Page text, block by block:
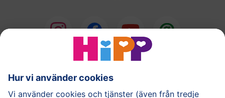
Frågor & Svar
HiPP-appen